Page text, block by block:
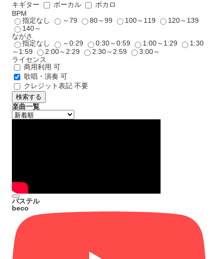
キギター
ボーカル
ボカロ
BPM
指定なし
～79 80～99 100～119
120～139
140～
ながさ
指定なし
～0:29 0:30～0:59 1:00～1:29
1:30
～1:59
2:00～2:29 2:30～2:59
3:00～
ライセンス
商用利用 可
歌唱・演奏 可
クレジット表記 不要
検索する
楽曲一覧
パステル
beco